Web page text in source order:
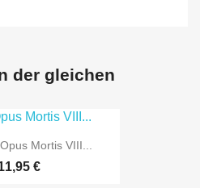
der gleichen
Mortis VIII...
€